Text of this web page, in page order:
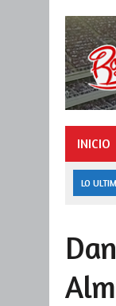
INICIO
LO
27